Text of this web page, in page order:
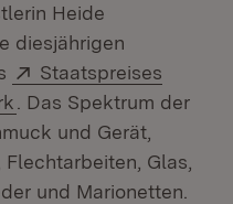
Heide
diesjährigen
Extern:
Staatspreises
(Öffnet in neuem
. Das Spektrum der
und Gerät,
Glas,
und Marionetten.